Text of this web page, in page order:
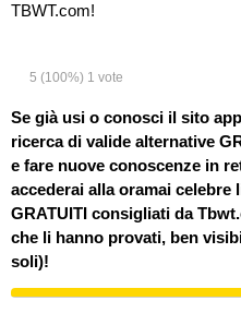
TBWT.com!
5 (100%) 1 vote
Se già usi o conosci il sito
ricerca di valide alternative
e fare nuove conoscenze in
accederai alla oramai
GRATUITI consigliati da
che li hanno provati, ben
soli)!